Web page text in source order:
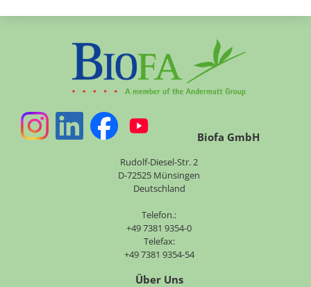
Biofa GmbH
Rudolf-Diesel-Str. 2
D-72525 Münsingen
Deutschland
Telefon.:
+49 7381 9354-0
Telefax:
+49 7381 9354-54
Über Uns